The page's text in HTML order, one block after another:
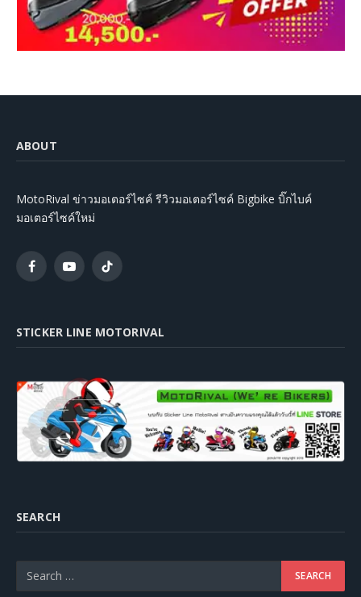
ABOUT
MotoRival ข่าวมอเตอร์ไซค์ รีวิวมอเตอร์ไซค์ Bigbike บิ๊กไบค์
มอเตอร์ไซค์ใหม่
FacebookYouTubeTikTok
STICKER LINE MOTORIVAL
SEARCH